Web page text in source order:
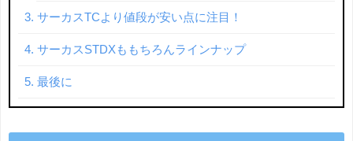
サーカスTCより値段が安い点に注目！
サーカスSTDXももちろんラインナップ
最後に